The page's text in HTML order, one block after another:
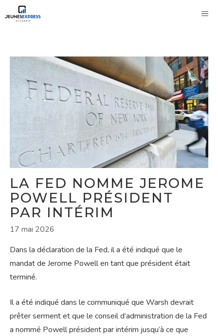
au
LA FED NOMME JEROME
POWELL PRÉSIDENT
PAR INTÉRIM
17 mai 2026
Dans la déclaration de la Fed, il a été indiqué que le
mandat de Jerome Powell en tant que président était
terminé.
Il a été indiqué dans le communiqué que Warsh devrait
prêter serment et que le conseil d’administration de la Fed
a nommé Powell président par intérim jusqu’à ce que